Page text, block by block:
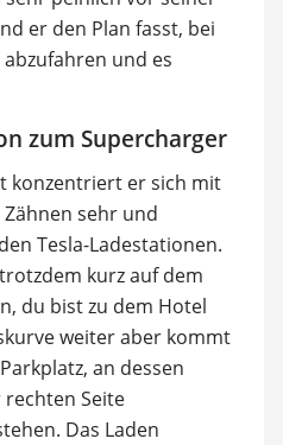
er den Plan fasst, bei
und es
zum Supercharger
konzentriert er sich mit
sehr und
Tesla-Ladestationen.
kurz auf dem
du bist zu dem Hotel
weiter aber kommt
an dessen
Seite
Das Laden